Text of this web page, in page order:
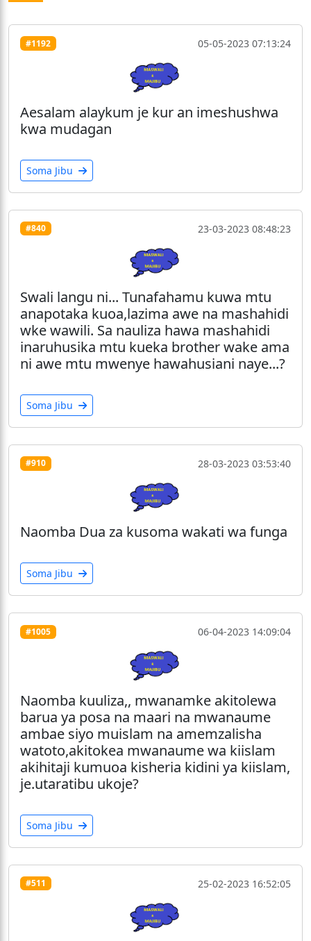
#1192 05-05-2023 07:13:24
Aesalam alaykum je kur an imeshushwa
kwa mudagan
Soma Jibu
#840 23-03-2023 08:48:23
Swali langu ni... Tunafahamu kuwa mtu
anapotaka kuoa,lazima awe na mashahidi
wke wawili. Sa nauliza hawa mashahidi
inaruhusika mtu kueka brother wake ama
ni awe mtu mwenye hawahusiani naye...?
Soma Jibu
#910 28-03-2023 03:53:40
Naomba Dua za kusoma wakati wa funga
Soma Jibu
#1005 06-04-2023 14:09:04
Naomba kuuliza,, mwanamke akitolewa
barua ya posa na maari na mwanaume
ambae siyo muislam na amemzalisha
watoto,akitokea mwanaume wa kiislam
akihitaji kumuoa kisheria kidini ya kiislam,
je.utaratibu ukoje?
Soma Jibu
#511 25-02-2023 16:52:05